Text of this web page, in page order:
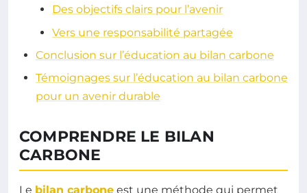
Des objectifs clairs pour l’avenir
Vers une responsabilité partagée
Conclusion sur l’éducation au bilan carbone
Témoignages sur l’éducation au bilan carbone
pour un avenir durable
COMPRENDRE LE BILAN
CARBONE
Le bilan carbone est une méthode qui permet